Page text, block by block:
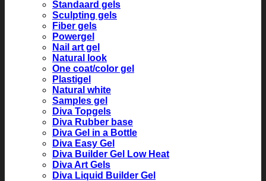
Standaard gels
Sculpting gels
Fiber gels
Powergel
Nail art gel
Natural look
One coat/color gel
Plastigel
Natural white
Samples gel
Diva Topgels
Diva Rubber base
Diva Gel in a Bottle
Diva Easy Gel
Diva Builder Gel Low Heat
Diva Art Gels
Diva Liquid Builder Gel